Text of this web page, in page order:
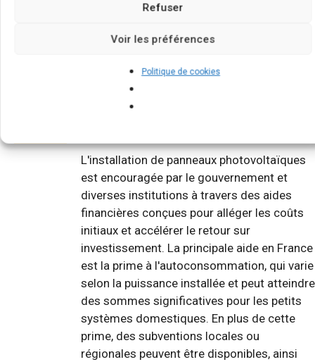
Refuser
Voir les préférences
Politique de cookies
Quelques infos sur nos centrales
solaires : questions et réponses
Quelle aide pour mettre des
L'installation de panneaux photovoltaïques
est encouragée par le gouvernement et
diverses institutions à travers des aides
financières conçues pour alléger les coûts
initiaux et accélérer le retour sur
investissement. La principale aide en France
est la prime à l'autoconsommation, qui varie
selon la puissance installée et peut atteindre
des sommes significatives pour les petits
systèmes domestiques. En plus de cette
prime, des subventions locales ou
régionales peuvent être disponibles, ainsi